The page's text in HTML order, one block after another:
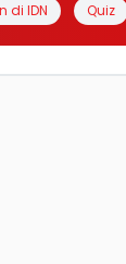
di IDN Quiz